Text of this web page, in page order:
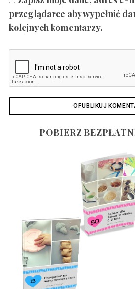
przeglądarce aby wypełnić
kolejnych komentarzy.
POBIERZ